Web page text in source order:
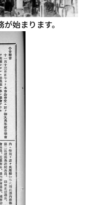
始まります。